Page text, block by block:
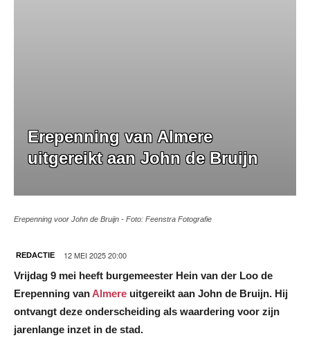
Erepenning van Almere
uitgereikt aan John de Bruijn
Erepenning voor John de Bruijn - Foto: Feenstra Fotografie
REDACTIE 12 MEI 2025 20:00
Vrijdag 9 mei heeft burgemeester Hein van der Loo de
Erepenning vanAlmere uitgereikt aan John de Bruijn. Hij
ontvangt deze onderscheiding als waardering voor zijn
jarenlange inzet in de stad.